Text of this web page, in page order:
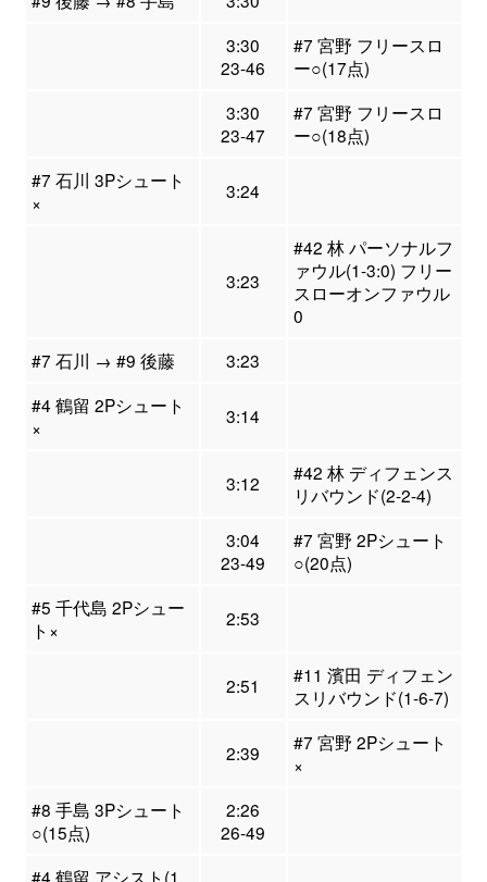
3:30
23-46
#7 宮野 フリースロ
ー○(17点)
3:30
23-47
#7 宮野 フリースロ
ー○(18点)
#7 石川 3Pシュート
×
3:24
3:23
#42 林 パーソナルフ
ァウル(1-3:0) フリー
スローオンファウル
0
#7 石川 → #9 後藤
3:23
#4 鶴留 2Pシュート
×
3:14
3:12
#42 林 ディフェンス
リバウンド(2-2-4)
3:04
23-49
#7 宮野 2Pシュート
○(20点)
#5 千代島 2Pシュー
ト×
2:53
2:51
#11 濱田 ディフェン
スリバウンド(1-6-7)
2:39
#7 宮野 2Pシュート
×
#8 手島 3Pシュート
○(15点)
2:26
26-49
#4 鶴留 アシスト(1